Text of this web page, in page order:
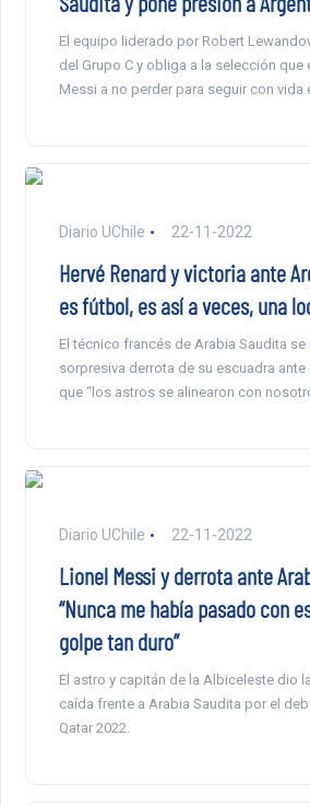
El equipo liderado por Robert
del Grupo C y obliga a la selección que
Messi a no perder para seguir con vida
Diario UChile 22-11-2022
Hervé Renard y victoria ante
es fútbol, es así a veces, una
El técnico francés de Arabia Saudita se
sorpresiva derrota de su escuadra
que “los astros se alinearon con
Diario UChile 22-11-2022
Lionel Messi y derrota ante
“Nunca me había pasado con
golpe tan duro”
El astro y capitán de la Albiceleste dio
caída frente a Arabia Saudita por el
Qatar 2022.